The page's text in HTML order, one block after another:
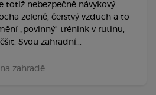
totiž nebezpečně návykový
zeleně, čerstvý vzduch a to
„povinný" trénink v rutinu,
Svou zahradní...
zahradě